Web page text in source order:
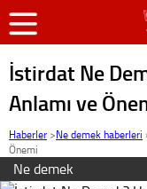
İstirdat Ne
Anlamı ve
Haberler >Ne demek haberleri
Önemi
Ne demek